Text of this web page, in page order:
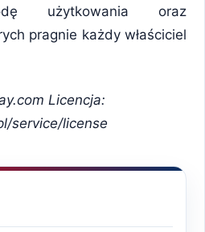
użytkowania oraz
pragnie każdy właściciel
Licencja:
service/license